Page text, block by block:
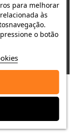
para melhorar
às
o botão